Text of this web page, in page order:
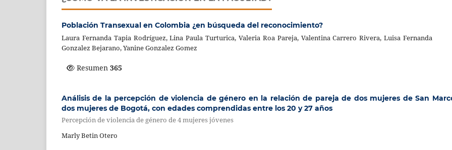
Población Transexual en Colombia ¿en búsqueda del reconocimiento?
Laura Fernanda Tapia Rodríguez, Lina Paula Turturica, Valeria Roa Pareja, Valentina Carrero Rivera, Luisa Fernanda
Gonzalez Bejarano, Yanine Gonzalez Gomez
Resumen 365
Análisis de la percepción de violencia de género en la relación de pareja de dos mujeres de San
dos mujeres de Bogotá, con edades comprendidas entre los 20 y 27 años
Percepción de violencia de género de 4 mujeres jóvenes
Marly Betin Otero